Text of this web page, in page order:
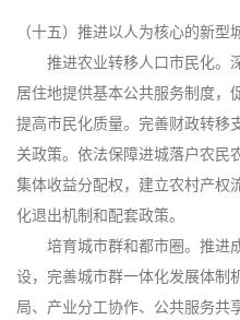
（十五）推进以人为核心的新型
推进农业转移人口市民化。
居住地提供基本公共服务制度，
提高市民化质量。完善财政转移
关政策。依法保障进城落户农民
集体收益分配权，建立农村产权
化退出机制和配套政策。
培育城市群和都市圈。推进
设，完善城市群一体化发展体制
局、产业分工协作、公共服务共